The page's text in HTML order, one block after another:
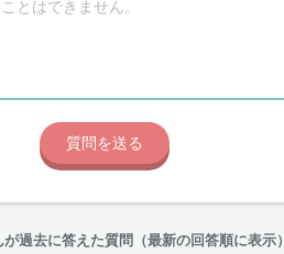
過去に答えた質問（最新の回答順に表示）